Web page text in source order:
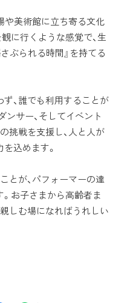
や美術館に立ち寄る文化
に行くような感覚で、生
ぶられる時間』を持てる
、誰でも利用することが
ンサー、そしてイベント
挑戦を支援し、人と人が
込めます。
とが、パフォーマーの達
お子さまから高齢者ま
しむ場になればうれしい